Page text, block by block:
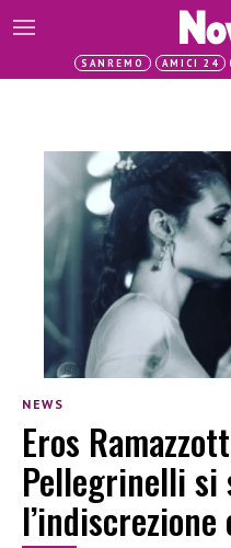
SANREMO AMICI 24
NEWS
Eros
Pellegrinelli si
l’indiscrezione